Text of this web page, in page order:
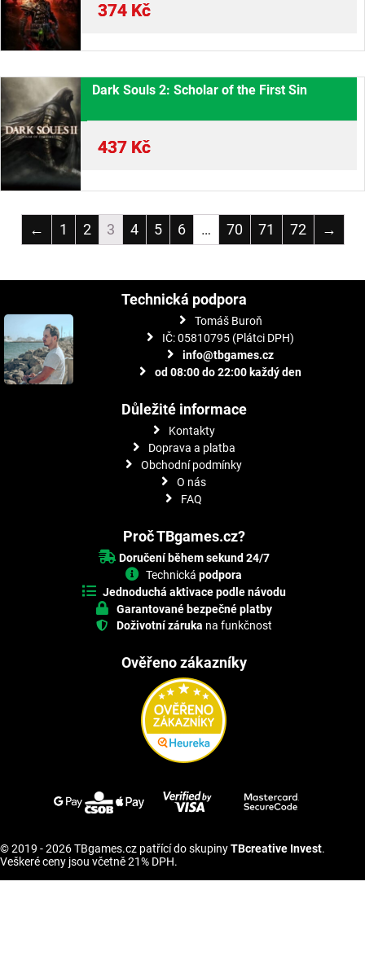
374 Kč
Dark Souls 2: Scholar of the First Sin
437 Kč
← 1 2 3 4 5 6 … 70 71 72 →
Technická podpora
Tomáš Buroň
IČ: 05810795 (Plátci DPH)
info@tbgames.cz
od 08:00 do 22:00 každý den
Důležité informace
Kontakty
Doprava a platba
Obchodní podmínky
O nás
FAQ
Proč TBgames.cz?
Doručení během sekund 24/7
Technickápodpora
Jednoduchá aktivace podle návodu
Garantované bezpečné platby
Doživotní záruka na funkčnost
Ověřeno zákazníky
© 2019 - 2026 TBgames.cz patřící do skupinyTBcreative Invest.
Veškeré ceny jsou včetně 21% DPH.